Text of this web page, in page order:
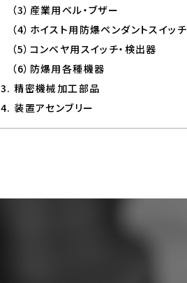
（3）産業用ベル・ブザー
（4）ホイスト用防爆ペンダントスイッチ
（5）コンベヤ用スイッチ・検出器
（6）防爆用各種機器
3. 精密機械加工部品
4. 装置アセンブリー